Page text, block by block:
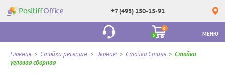
+7 (495) 150-15-91
0
0
МЕНЮ
Главная > Стойки ресепшн > Эконом > Стойка Стиль > Стойка
угловая сборная